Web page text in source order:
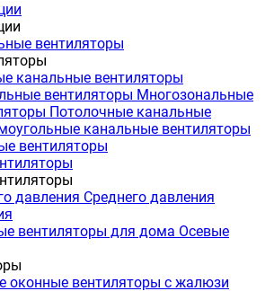
вентиляторы
канальные вентиляторы
вентиляторы Многозональные
Потолочные канальные
канальные вентиляторы
вентиляторы
давления Среднего давления
вентиляторы для дома Осевые
оконные вентиляторы с жалюзи